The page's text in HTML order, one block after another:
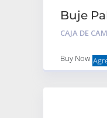
Buje
Goma
CAJA DE
Buy Now